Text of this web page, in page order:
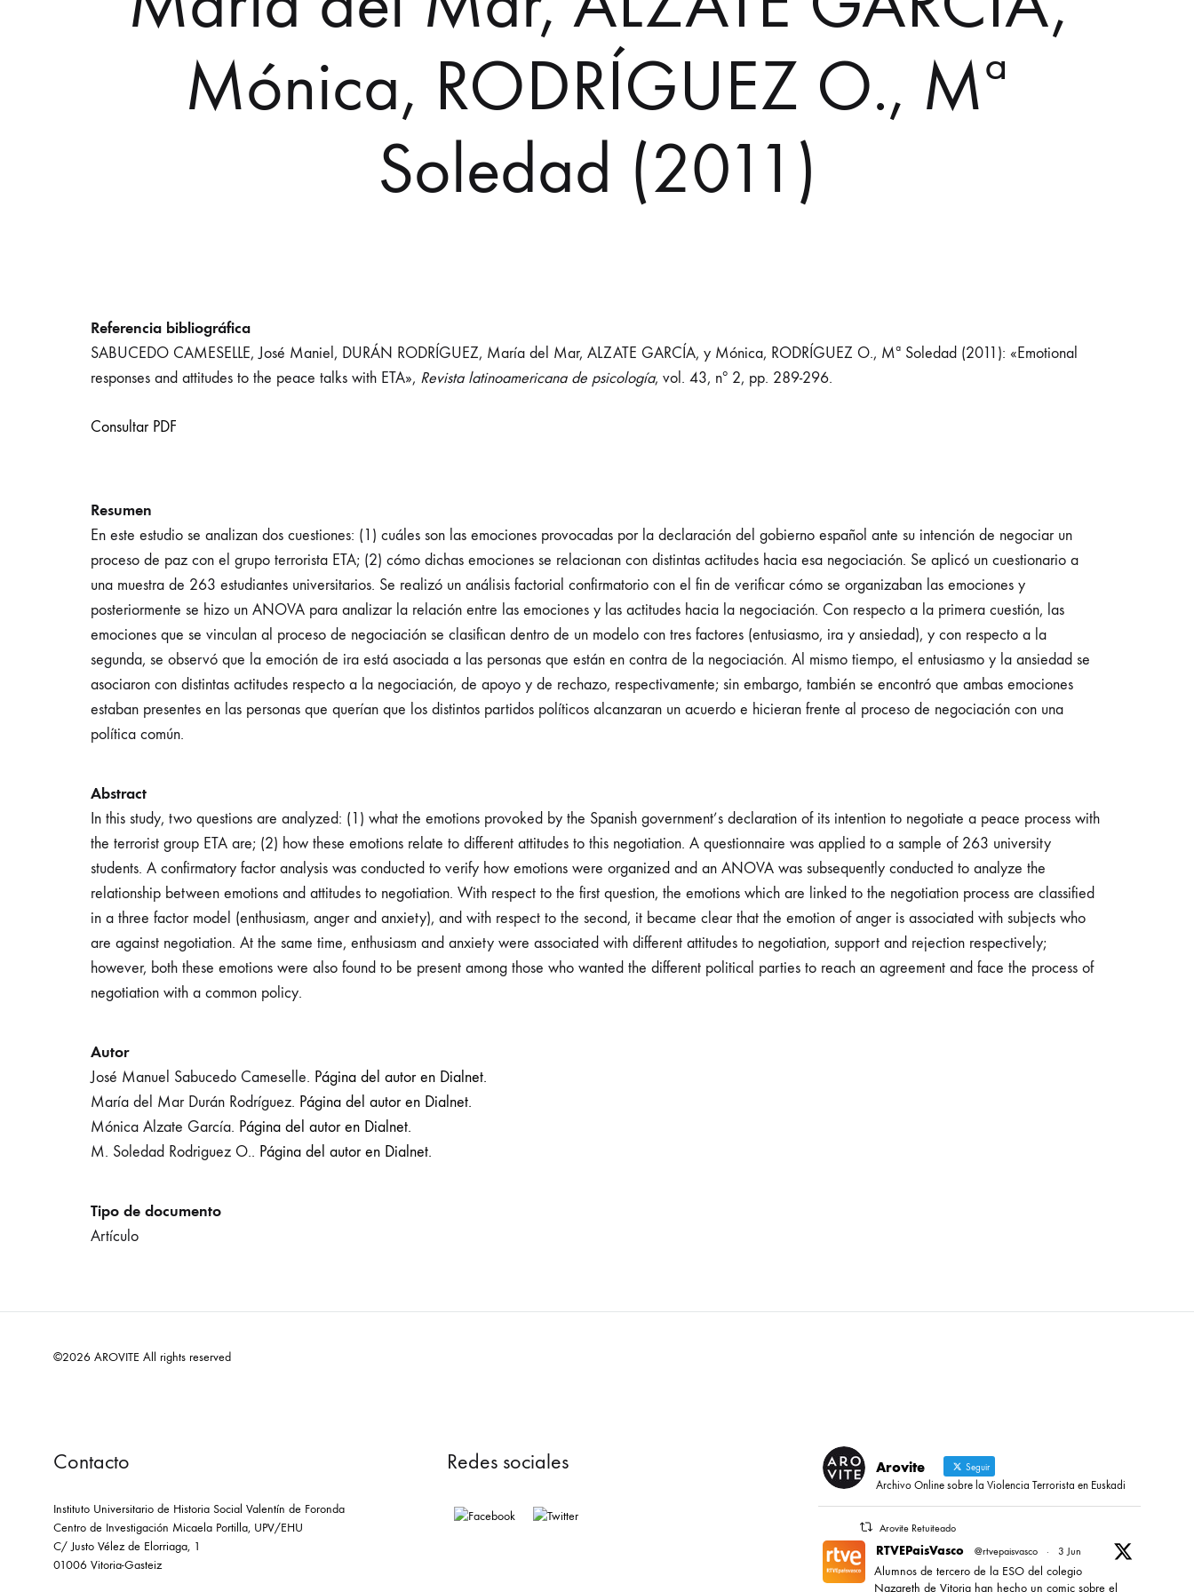
Mónica, RODRÍGUEZ O., Mª
Soledad (2011)
Referencia bibliográfica
SABUCEDO CAMESELLE, José Maniel, DURÁN RODRÍGUEZ, María del Mar, ALZATE GARCÍA, y Mónica, RODRÍGUEZ O., Mª Soledad (2011): «Emotional
responses and attitudes to the peace talks with ETA», Revista latinoamericana de psicología, vol. 43, nº 2, pp. 289-296.
Consultar PDF
Resumen
En este estudio se analizan dos cuestiones: (1) cuáles son las emociones provocadas por la declaración del gobierno español ante su intención de negociar un
proceso de paz con el grupo terrorista ETA; (2) cómo dichas emociones se relacionan con distintas actitudes hacia esa negociación. Se aplicó un cuestionario a
una muestra de 263 estudiantes universitarios. Se realizó un análisis factorial confirmatorio con el fin de verificar cómo se organizaban las emociones y
posteriormente se hizo un ANOVA para analizar la relación entre las emociones y las actitudes hacia la negociación. Con respecto a la primera cuestión, las
emociones que se vinculan al proceso de negociación se clasifican dentro de un modelo con tres factores (entusiasmo, ira y ansiedad), y con respecto a la
segunda, se observó que la emoción de ira está asociada a las personas que están en contra de la negociación. Al mismo tiempo, el entusiasmo y la ansiedad se
asociaron con distintas actitudes respecto a la negociación, de apoyo y de rechazo, respectivamente; sin embargo, también se encontró que ambas emociones
estaban presentes en las personas que querían que los distintos partidos políticos alcanzaran un acuerdo e hicieran frente al proceso de negociación con una
política común.
Abstract
In this study, two questions are analyzed: (1) what the emotions provoked by the Spanish government’s declaration of its intention to negotiate a peace process with
the terrorist group ETA are; (2) how these emotions relate to different attitudes to this negotiation. A questionnaire was applied to a sample of 263 university
students. A confirmatory factor analysis was conducted to verify how emotions were organized and an ANOVA was subsequently conducted to analyze the
relationship between emotions and attitudes to negotiation. With respect to the first question, the emotions which are linked to the negotiation process are classified
in a three factor model (enthusiasm, anger and anxiety), and with respect to the second, it became clear that the emotion of anger is associated with subjects who
are against negotiation. At the same time, enthusiasm and anxiety were associated with different attitudes to negotiation, support and rejection respectively;
however, both these emotions were also found to be present among those who wanted the different political parties to reach an agreement and face the process of
negotiation with a common policy.
Autor
José Manuel Sabucedo Cameselle. Página del autor en Dialnet.
María del Mar Durán Rodríguez. Página del autor en Dialnet.
Mónica Alzate García. Página del autor en Dialnet.
M. Soledad Rodriguez O.. Página del autor en Dialnet.
Tipo de documento
Artículo
©2026 AROVITE All rights reserved
Contacto
Instituto Universitario de Historia Social Valentín de Foronda
Centro de Investigación Micaela Portilla, UPV/EHU
C/ Justo Vélez de Elorriaga, 1
01006 Vitoria-Gasteiz
Redes sociales Arovite Seguir
Archivo Online sobre la Violencia Terrorista en Euskadi
Arovite Retuiteado
RTVEPaisVasco @rtvepaisvasco · 3 Jun
Alumnos de tercero de la ESO del colegio
Nazareth de Vitoria han hecho un comic sobre el